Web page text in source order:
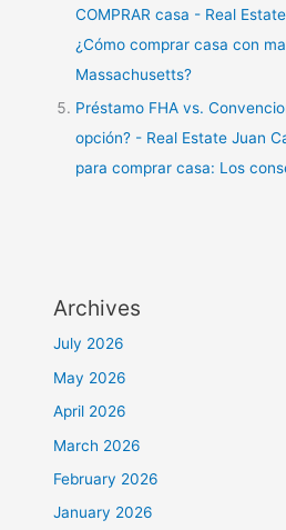
COMPRAR casa - Real
¿Cómo comprar casa con
Massachusetts?
Préstamo FHA vs.
opción? - Real Estate Juan
para comprar casa: Los
Archives
July 2026
May 2026
April 2026
March 2026
February 2026
January 2026